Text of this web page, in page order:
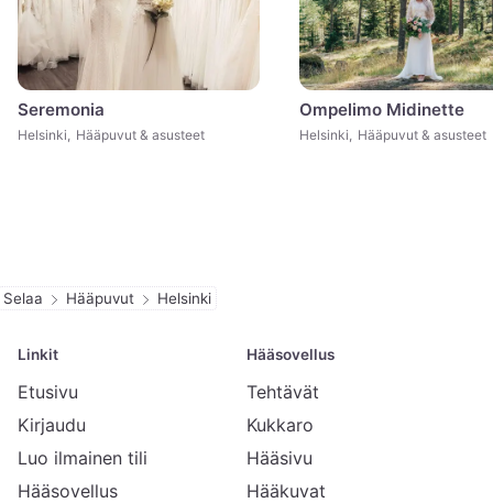
Seremonia
Helsinki Hääpuvut & asusteet
Ompelimo Midinette
Helsinki Hääpuvut & asusteet
Selaa Hääpuvut Helsinki
Linkit
Etusivu
Kirjaudu
Luo ilmainen tili
Hääsovellus
Hääsovellus
Tehtävät
Kukkaro
Hääsivu
Hääkuvat